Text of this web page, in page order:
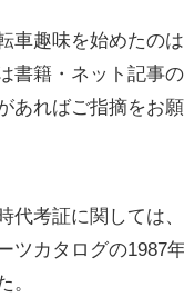
車趣味を始めたのは
書籍・ネット記事
あればご指摘をお願
代考証に関しては
ツカタログの1987
。